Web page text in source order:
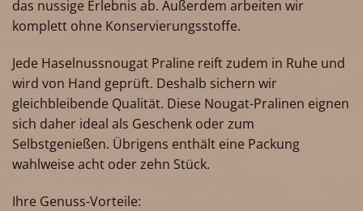
das nussige Erlebnis ab. Außerdem arbeiten wir
komplett ohne Konservierungsstoffe.
Jede Haselnussnougat Praline reift zudem in Ruhe und
wird von Hand geprüft. Deshalb sichern wir
gleichbleibende Qualität. Diese Nougat-Pralinen eignen
sich daher ideal als Geschenk oder zum
Selbstgenießen. Übrigens enthält eine Packung
wahlweise acht oder zehn Stück.
Ihre Genuss-Vorteile: